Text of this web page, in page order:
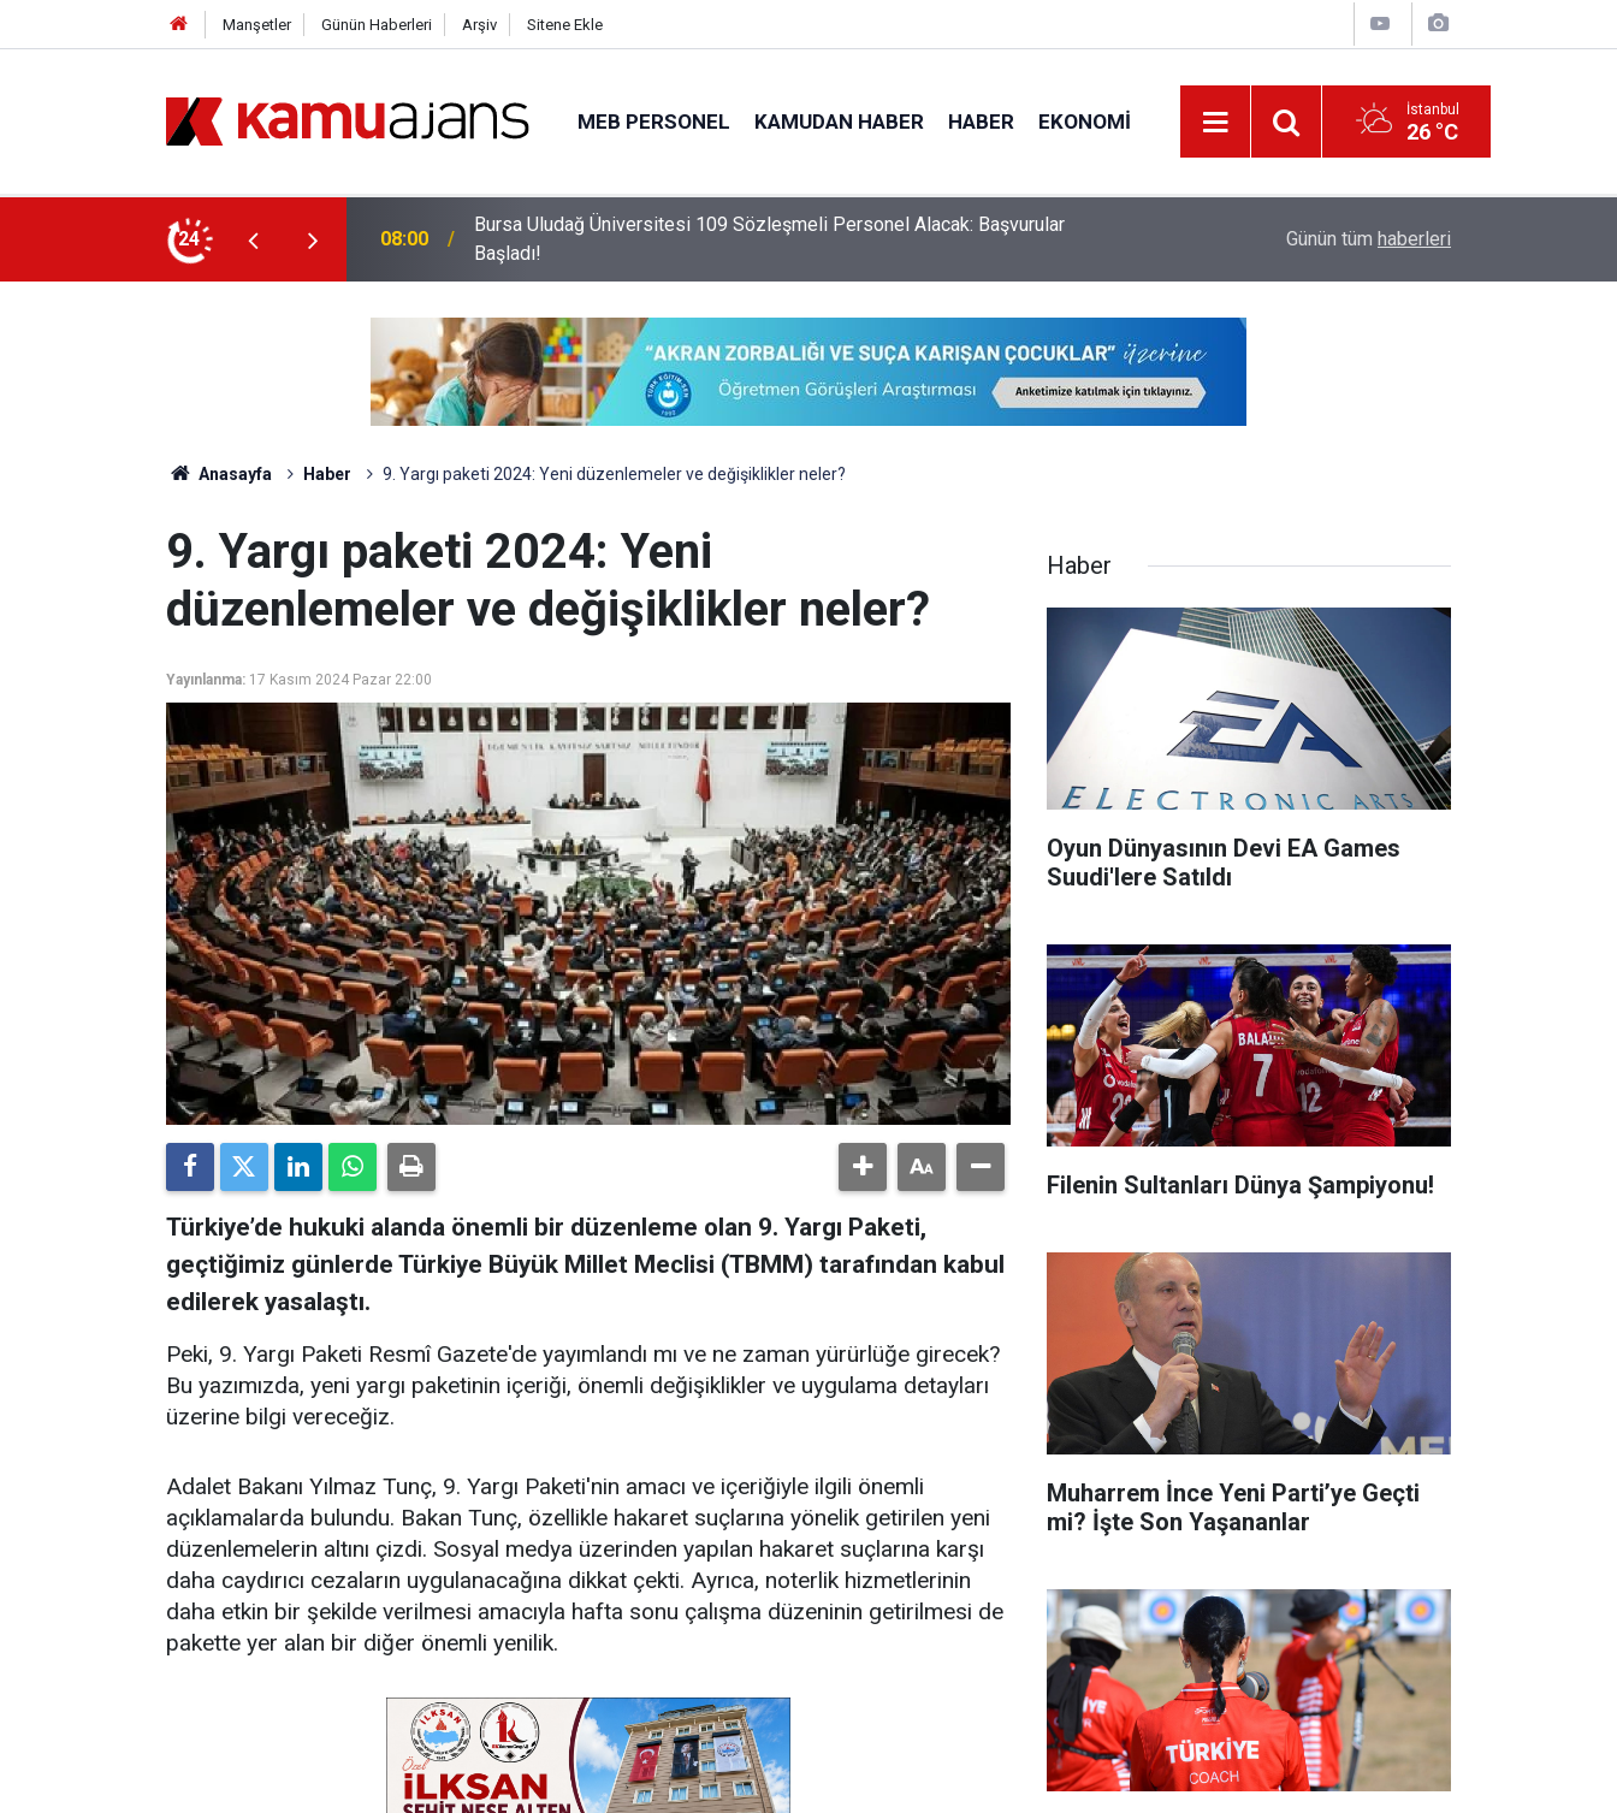
Manşetler Günün Haberleri Arşiv Sitene Ekle
MEB PERSONEL KAMUDAN HABER HABER EKONOMI İstanbul
26 °C
24
Personel Alacak: Başvurular
22:32
Şehit Ailelerine ve Gazilere Verilecek Yeni Sosyal ve Ekonomik Haklar Belli
Oldu
Çocuk Koruma Kanununda Yapılan Tüm
Günün tüm haberleri
Anasayfa Haber 9. Yargı paketi 2024: Yeni düzenlemeler ve değişiklikler neler?
9. Yargı paketi 2024: Yeni
düzenlemeler ve değişiklikler neler?
Yayınlanma: 17 Kasım 2024 Pazar 22:00
Türkiye’de hukuki alanda önemli bir düzenleme olan 9. Yargı Paketi,
geçtiğimiz günlerde Türkiye Büyük Millet Meclisi (TBMM) tarafından kabul
edilerek yasalaştı.
Peki, 9. Yargı Paketi Resmî Gazete'de yayımlandı mı ve ne zaman yürürlüğe girecek?
Bu yazımızda, yeni yargı paketinin içeriği, önemli değişiklikler ve uygulama detayları
üzerine bilgi vereceğiz.
Adalet Bakanı Yılmaz Tunç, 9. Yargı Paketi'nin amacı ve içeriğiyle ilgili önemli
açıklamalarda bulundu. Bakan Tunç, özellikle hakaret suçlarına yönelik getirilen yeni
düzenlemelerin altını çizdi. Sosyal medya üzerinden yapılan hakaret suçlarına karşı
daha caydırıcı cezaların uygulanacağına dikkat çekti. Ayrıca, noterlik hizmetlerinin
daha etkin bir şekilde verilmesi amacıyla hafta sonu çalışma düzeninin getirilmesi de
pakette yer alan bir diğer önemli yenilik.
Haber
Oyun Dünyasının Devi EA Games
Suudi'lere Satıldı
Filenin Sultanları Dünya Şampiyonu!
Muharrem İnce Yeni Parti’ye Geçti
mi? İşte Son Yaşananlar